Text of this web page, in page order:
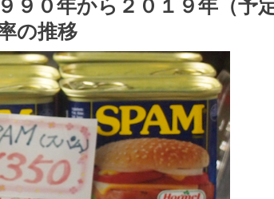
９０年から２０１９年（予
の推移